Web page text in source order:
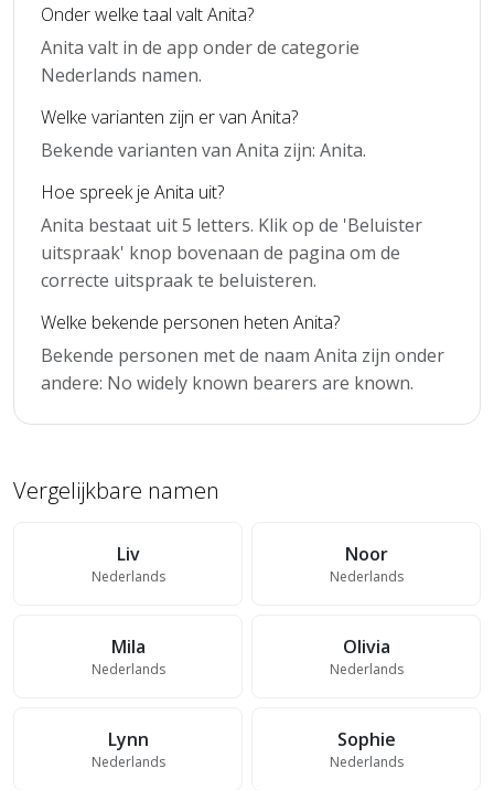
Onder welke taal valt Anita?
Anita valt in de app onder de categorie
Nederlands namen.
Welke varianten zijn er van Anita?
Bekende varianten van Anita zijn: Anita.
Hoe spreek je Anita uit?
Anita bestaat uit 5 letters. Klik op de 'Beluister
uitspraak' knop bovenaan de pagina om de
correcte uitspraak te beluisteren.
Welke bekende personen heten Anita?
Bekende personen met de naam Anita zijn onder
andere: No widely known bearers are known.
Vergelijkbare namen
Liv
Nederlands
Noor
Nederlands
Mila
Nederlands
Olivia
Nederlands
Lynn
Nederlands
Sophie
Nederlands